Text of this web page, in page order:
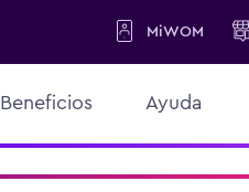
Beneficios Ayuda
MiWOM